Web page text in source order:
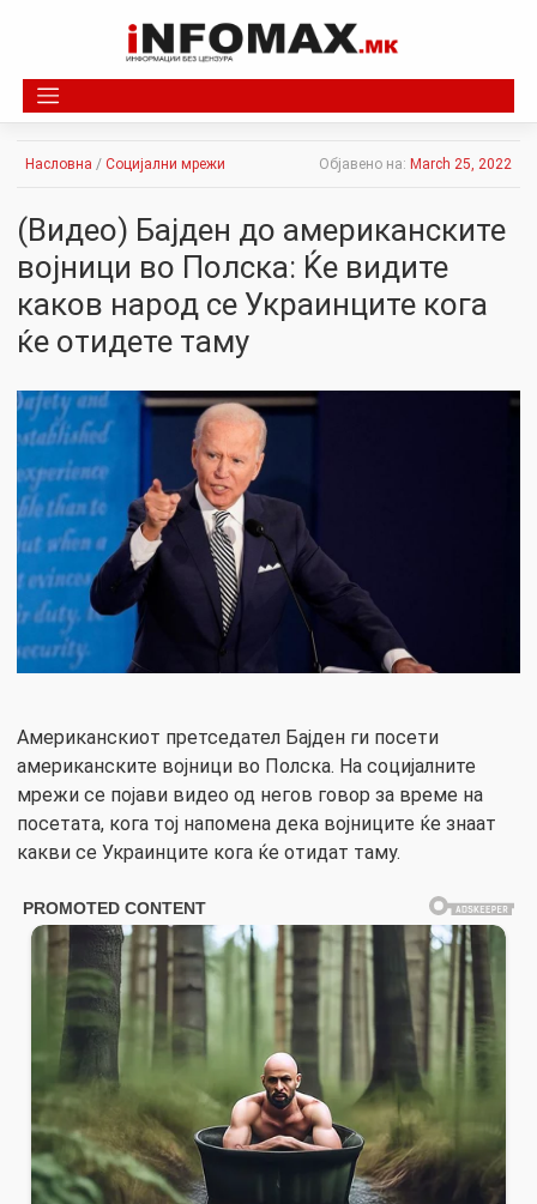
Насловна / Социјални мрежи Објавено на: March 25, 2022
(Видео) Бајден до американските
војници во Полска: Ќе видите
каков народ се Украинците кога
ќе отидете таму
Американскиот претседател Бајден ги посети
американските војници во Полска. На социјалните
мрежи се појави видео од негов говор за време на
посетата, кога тој напомена дека војниците ќе знаат
какви се Украинците кога ќе отидат таму.